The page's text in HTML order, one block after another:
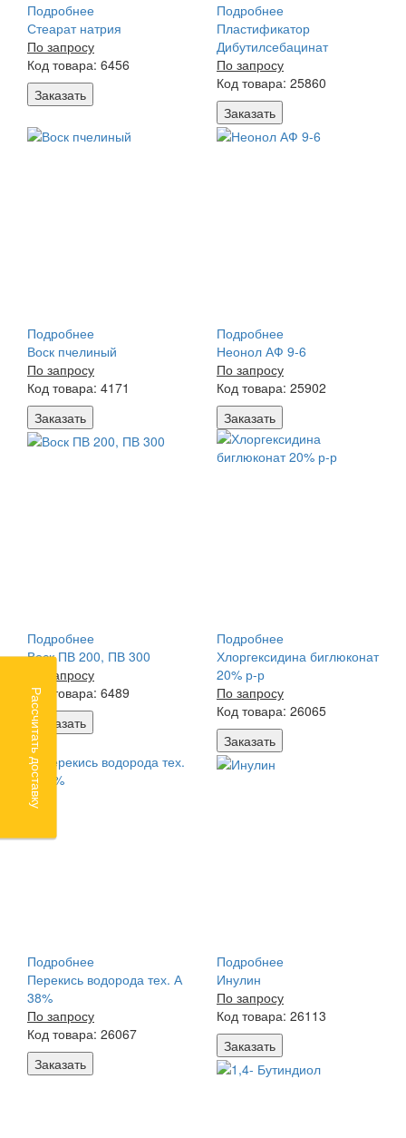
Подробнее
Стеарат натрия
По запросу
Код товара: 6456
Заказать
Подробнее
Пластификатор
Дибутилсебацинат
По запросу
Код товара: 25860
Заказать
Подробнее
Воск пчелиный
По запросу
Код товара: 4171
Заказать
Подробнее
Неонол АФ 9-6
По запросу
Код товара: 25902
Заказать
Подробнее
Воск ПВ 200, ПВ 300
По запросу
Код товара: 6489
Заказать
Подробнее
Хлоргексидина биглюконат
20% р-р
По запросу
Код товара: 26065
Заказать
Подробнее
Перекись водорода тех. А
38%
По запросу
Код товара: 26067
Заказать
Подробнее
Инулин
По запросу
Код товара: 26113
Заказать
Рассчитать доставку